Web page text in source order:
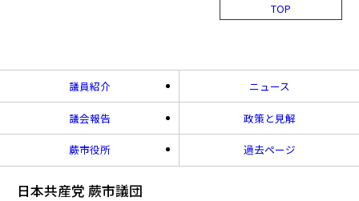
TOP
議員紹介 ニュース
議会報告 政策と見解
蕨市役所 過去ページ
日本共産党 蕨市議団